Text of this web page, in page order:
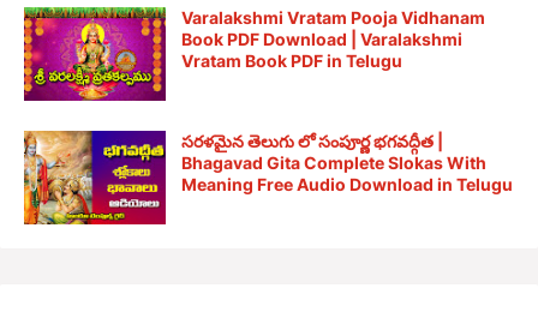
Varalakshmi Vratam Pooja Vidhanam
Book PDF Download | Varalakshmi
Vratam Book PDF in Telugu
సరళమైన తెలుగు లో సంపూర్ణ భగవద్గీత |
Bhagavad Gita Complete Slokas With
Meaning Free Audio Download in Telugu